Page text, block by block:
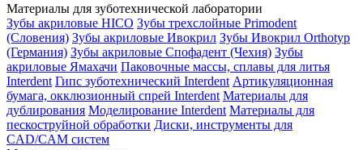
Материалы для зуботехнической лаборатории
Зубы акриловые HICO Зубы трехслойные Primodent
(Словения) Зубы акриловые Ивокрил Зубы Ивокрил Orthotyp
(Германия) Зубы акриловые Спофадент (Чехия) Зубы
акриловые Ямахачи Паковочные массы, сплавы для литья
Interdent Гипс зуботехнический Interdent Артикуляционная
бумага, окклюзионный спрей Interdent Материалы для
дублирования Моделирование Interdent Материалы для
пескоструйной обработки Диски, инструменты для
CAD/CAM систем